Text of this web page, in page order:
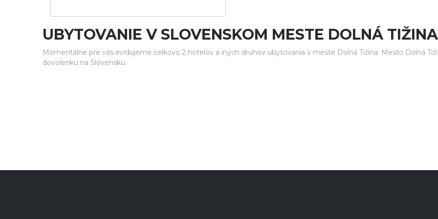
UBYTOVANIE V SLOVENSKOM MESTE DOLNÁ TIŽINA
Momentálne pre vás evidujeme celkovo 2 hotelov a iných druhov ubytovania v meste Dolná Tižina. Mesto Dolná
dovolenku na Slovensku.